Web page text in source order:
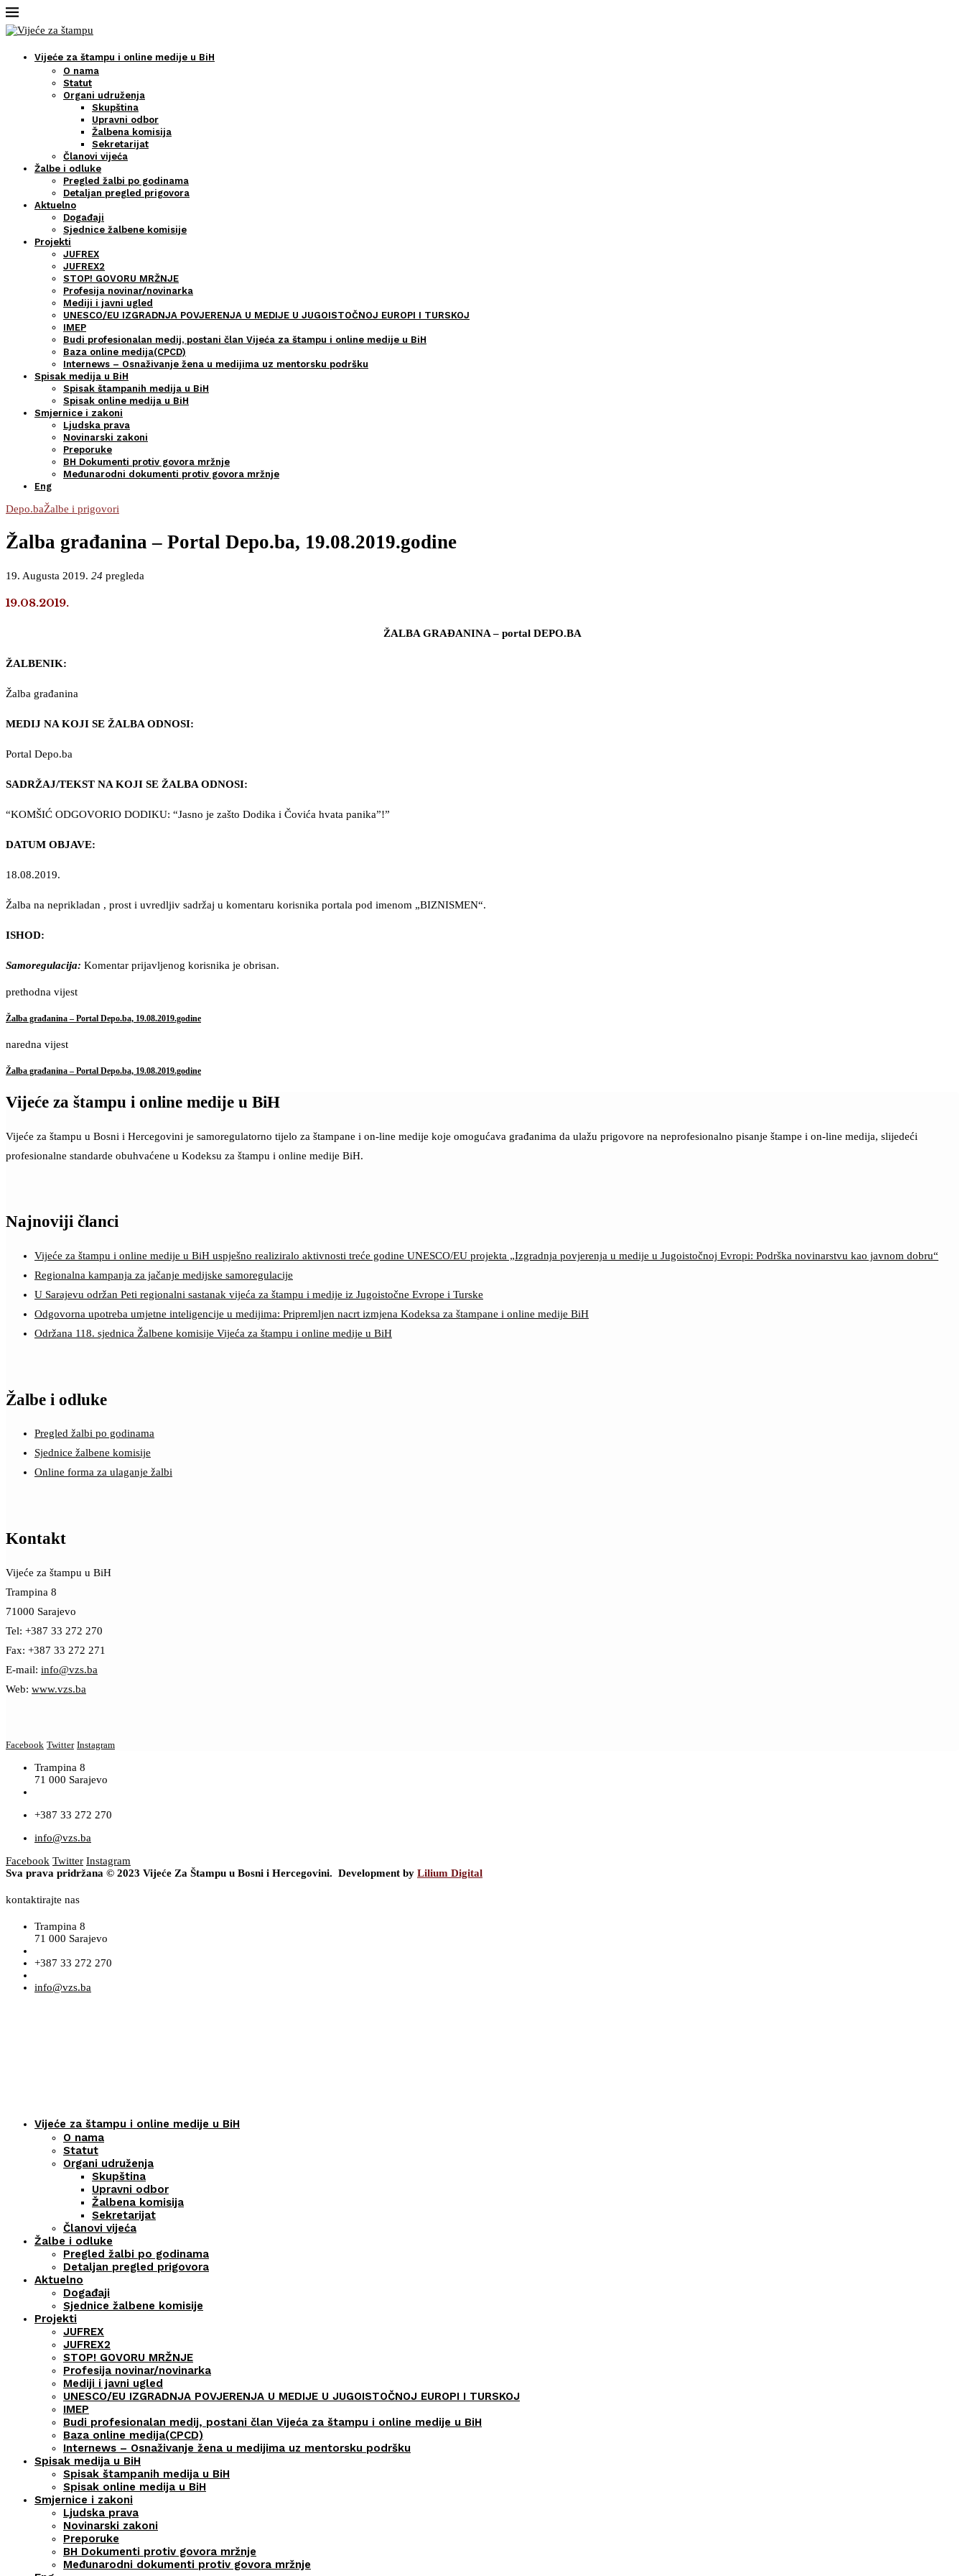
Vijeće za štampu i online medije u BiH
O nama
Statut
Organi udruženja
Skupština
Upravni odbor
Žalbena komisija
Sekretarijat
Članovi vijeća
Žalbe i odluke
Pregled žalbi po godinama
Detaljan pregled prigovora
Aktuelno
Događaji
Sjednice žalbene komisije
Projekti
JUFREX
JUFREX2
STOP! GOVORU MRŽNJE
Profesija novinar/novinarka
Mediji i javni ugled
UNESCO/EU IZGRADNJA POVJERENJA U MEDIJE U JUGOISTOČNOJ EUROPI I TURSKOJ
IMEP
Budi profesionalan medij, postani član Vijeća za štampu i online medije u BiH
Baza online medija(CPCD)
Internews – Osnaživanje žena u medijima uz mentorsku podršku
Spisak medija u BiH
Spisak štampanih medija u BiH
Spisak online medija u BiH
Smjernice i zakoni
Ljudska prava
Novinarski zakoni
Preporuke
BH Dokumenti protiv govora mržnje
Međunarodni dokumenti protiv govora mržnje
Eng
Depo.baŽalbe i prigovori
Žalba građanina – Portal Depo.ba, 19.08.2019.godine
19. Augusta 2019. 24 pregleda
19.08.2019.
ŽALBA GRAĐANINA – portal DEPO.BA
ŽALBENIK:
Žalba građanina
MEDIJ NA KOJI SE ŽALBA ODNOSI:
Portal Depo.ba
SADRŽAJ/TEKST NA KOJI SE ŽALBA ODNOSI:
“KOMŠIĆ ODGOVORIO DODIKU: “Jasno je zašto Dodika i Čovića hvata panika”!”
DATUM OBJAVE:
18.08.2019.
Žalba na neprikladan , prost i uvredljiv sadržaj u komentaru korisnika portala pod imenom „BIZNISMEN“.
ISHOD:
Samoregulacija: Komentar prijavljenog korisnika je obrisan.
prethodna vijest
Žalba građanina – Portal Depo.ba, 19.08.2019.godine
naredna vijest
Žalba građanina – Portal Depo.ba, 19.08.2019.godine
Vijeće za štampu i online medije u BiH
Vijeće za štampu u Bosni i Hercegovini je samoregulatorno tijelo za štampane i on-line medije koje omogućava građanima da ulažu prigovore na neprofesionalno pisanje štampe i on-line medija, slijedeći
profesionalne standarde obuhvaćene u Kodeksu za štampu i online medije BiH.
Najnoviji članci
Vijeće za štampu i online medije u BiH uspješno realiziralo aktivnosti treće godine UNESCO/EU projekta „Izgradnja povjerenja u medije u Jugoistočnoj Evropi: Podrška novinarstvu kao javnom dobru“
Regionalna kampanja za jačanje medijske samoregulacije
U Sarajevu održan Peti regionalni sastanak vijeća za štampu i medije iz Jugoistočne Evrope i Turske
Odgovorna upotreba umjetne inteligencije u medijima: Pripremljen nacrt izmjena Kodeksa za štampane i online medije BiH
Održana 118. sjednica Žalbene komisije Vijeća za štampu i online medije u BiH
Žalbe i odluke
Pregled žalbi po godinama
Sjednice žalbene komisije
Online forma za ulaganje žalbi
Kontakt
Vijeće za štampu u BiH
Trampina 8
71000 Sarajevo
Tel: +387 33 272 270
Fax: +387 33 272 271
E-mail: info@vzs.ba
Web: www.vzs.ba
Facebook Twitter Instagram
Trampina 8
71 000 Sarajevo
+387 33 272 270
info@vzs.ba
Facebook Twitter Instagram
Sva prava pridržana © 2023 Vijeće Za Štampu u Bosni i Hercegovini. Development by Lilium Digital
kontaktirajte nas
Trampina 8
71 000 Sarajevo
+387 33 272 270
info@vzs.ba
Vijeće za štampu i online medije u BiH
O nama
Statut
Organi udruženja
Skupština
Upravni odbor
Žalbena komisija
Sekretarijat
Članovi vijeća
Žalbe i odluke
Pregled žalbi po godinama
Detaljan pregled prigovora
Aktuelno
Događaji
Sjednice žalbene komisije
Projekti
JUFREX
JUFREX2
STOP! GOVORU MRŽNJE
Profesija novinar/novinarka
Mediji i javni ugled
UNESCO/EU IZGRADNJA POVJERENJA U MEDIJE U JUGOISTOČNOJ EUROPI I TURSKOJ
IMEP
Budi profesionalan medij, postani član Vijeća za štampu i online medije u BiH
Baza online medija(CPCD)
Internews – Osnaživanje žena u medijima uz mentorsku podršku
Spisak medija u BiH
Spisak štampanih medija u BiH
Spisak online medija u BiH
Smjernice i zakoni
Ljudska prava
Novinarski zakoni
Preporuke
BH Dokumenti protiv govora mržnje
Međunarodni dokumenti protiv govora mržnje